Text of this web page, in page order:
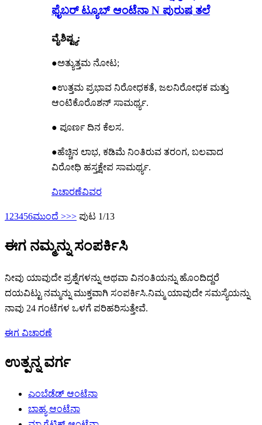
ಫೈಬರ್ ಟ್ಯೂಬ್ ಆಂಟೆನಾ N ಪುರುಷ ತಲೆ
ವೈಶಿಷ್ಟ್ಯ:
●ಅತ್ಯುತ್ತಮ ನೋಟ;
●ಉತ್ತಮ ಪ್ರಭಾವ ನಿರೋಧಕತೆ, ಜಲನಿರೋಧಕ ಮತ್ತು
ಆಂಟಿಕೊರೊಶನ್ ಸಾಮರ್ಥ್ಯ.
● ಪೂರ್ಣ ದಿನ ಕೆಲಸ.
●ಹೆಚ್ಚಿನ ಲಾಭ, ಕಡಿಮೆ ನಿಂತಿರುವ ತರಂಗ, ಬಲವಾದ
ವಿರೋಧಿ ಹಸ್ತಕ್ಷೇಪ ಸಾಮರ್ಥ್ಯ.
ವಿಚಾರಣೆವಿವರ
1 23456ಮುಂದೆ >>> ಪುಟ 1/13
ಈಗ ನಮ್ಮನ್ನು ಸಂಪರ್ಕಿಸಿ
ನೀವು ಯಾವುದೇ ಪ್ರಶ್ನೆಗಳನ್ನು ಅಥವಾ ವಿನಂತಿಯನ್ನು ಹೊಂದಿದ್ದರೆ
ದಯವಿಟ್ಟು ನಮ್ಮನ್ನು ಮುಕ್ತವಾಗಿ ಸಂಪರ್ಕಿಸಿ.ನಿಮ್ಮ ಯಾವುದೇ ಸಮಸ್ಯೆಯನ್ನು
ನಾವು 24 ಗಂಟೆಗಳ ಒಳಗೆ ಪರಿಹರಿಸುತ್ತೇವೆ.
ಈಗ ವಿಚಾರಣೆ
ಉತ್ಪನ್ನ ವರ್ಗ
ಎಂಬೆಡೆಡ್ ಆಂಟೆನಾ
ಬಾಹ್ಯ ಆಂಟೆನಾ